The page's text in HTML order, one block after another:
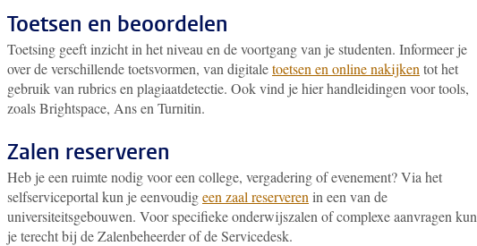
Toetsen en beoordelen
Toetsing geeft inzicht in het niveau en de voortgang van je studenten. Informeer je
over de verschillende toetsvormen, van digitaletoetsen en online nakijken tot het
gebruik van rubrics en plagiaatdetectie. Ook vind je hier handleidingen voor tools,
zoals Brightspace, Ans en Turnitin.
Zalen reserveren
Heb je een ruimte nodig voor een college, vergadering of evenement? Via het
selfserviceportal kun je eenvoudigeen zaal reserveren in een van de
universiteitsgebouwen. Voor specifieke onderwijszalen of complexe aanvragen kun
je terecht bij de Zalenbeheerder of de Servicedesk.